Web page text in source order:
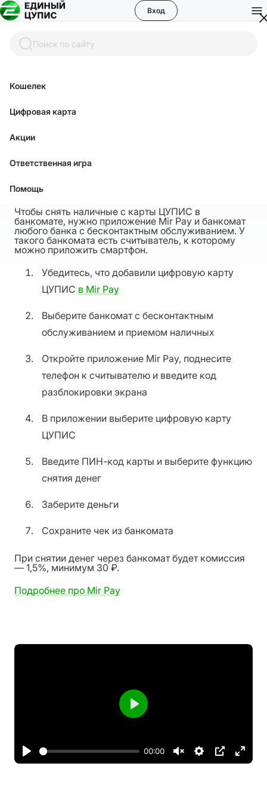
Поиск по сайту
Кошелек
Цифровая карта
Акции
Ответственная игра
Помощь
Вход
Чтобы снять наличные с карты ЦУПИС в
банкомате, нужно приложение Mir Pay и банкомат
любого банка с бесконтактным обслуживанием. У
такого банкомата есть считыватель, к которому
можно приложить смартфон.
Убедитесь, что добавили цифровую карту
ЦУПИС в Mir Pay
Выберите банкомат с бесконтактным
обслуживанием и приемом наличных
Откройте приложение Mir Pay, поднесите
телефон к считывателю и введите код
разблокировки экрана
В приложении выберите цифровую карту
ЦУПИС
Введите ПИН-код карты и выберите функцию
снятия денег
Заберите деньги
Сохраните чек из банкомата
При снятии денег через банкомат будет комиссия
— 1,5%, минимум 30 ₽.
Подробнее про Mir Pay
Play
00:00
UnmuteНастройки
PIP Enter
Play